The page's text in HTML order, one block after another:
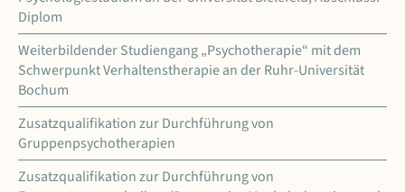
Diplom
Weiterbildender Studiengang „Psychotherapie“ mit dem
Schwerpunkt Verhaltenstherapie an der Ruhr-Universität
Bochum
Zusatzqualifikation zur Durchführung von
Gruppenpsychotherapien
Zusatzqualifikation zur Durchführung von